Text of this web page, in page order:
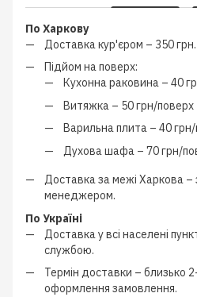
По Харкову
Доставка кур'єром – 350 грн.
Підйом на поверх:
Кухонна раковина – 40
Витяжка – 50 грн/поверх
Варильна плита – 40
Духова шафа – 70 грн/
Доставка за межі Харкова –
менеджером.
По Україні
Доставка у всі населені
службою.
Термін доставки – близько
оформлення замовлення.